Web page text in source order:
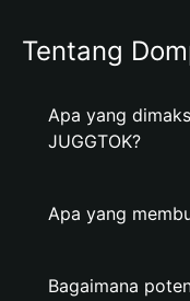
Tentang
Apa yang
JUGGTOK?
Apa yang
Bagaimana